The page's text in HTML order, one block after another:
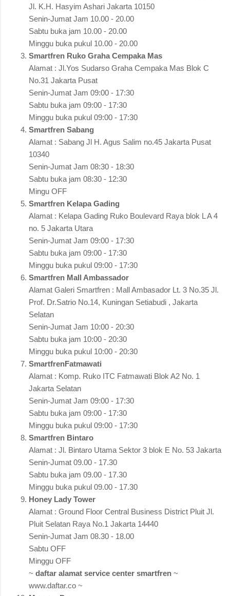
Jl. K.H. Hasyim Ashari Jakarta 10150
Senin-Jumat Jam 10.00 - 20.00
Sabtu buka jam 10.00 - 20.00
Minggu buka pukul 10.00 - 20.00
Smartfren Ruko Graha Cempaka Mas
Alamat : Jl.Yos Sudarso Graha Cempaka Mas Blok C
No.31 Jakarta Pusat
Senin-Jumat Jam 09:00 - 17:30
Sabtu buka jam 09:00 - 17:30
Minggu buka pukul 09:00 - 17:30
Smartfren Sabang
Alamat : Sabang Jl H. Agus Salim no.45 Jakarta Pusat
10340
Senin-Jumat Jam 08:30 - 18:30
Sabtu buka jam 08:30 - 12:30
Mingu OFF
Smartfren Kelapa Gading
Alamat : Kelapa Gading Ruko Boulevard Raya blok L A 4
no. 5 Jakarta Utara
Senin-Jumat Jam 09:00 - 17:30
Sabtu buka jam 09:00 - 17:30
Minggu buka pukul 09:00 - 17:30
Smartfren Mall Ambassador
Alamat Galeri Smartfren : Mall Ambasador Lt. 3 No.35 Jl.
Prof. Dr.Satrio No.14, Kuningan Setiabudi , Jakarta
Selatan
Senin-Jumat Jam 10:00 - 20:30
Sabtu buka jam 10:00 - 20:30
Minggu buka pukul 10:00 - 20:30
SmartfrenFatmawati
Alamat : Komp. Ruko ITC Fatmawati Blok A2 No. 1
Jakarta Selatan
Senin-Jumat Jam 09:00 - 17:30
Sabtu buka jam 09:00 - 17:30
Minggu buka pukul 09:00 - 17:30
Smartfren Bintaro
Alamat : Jl. Bintaro Utama Sektor 3 blok E No. 53 Jakarta
Senin-Jumat 09.00 - 17.30
Sabtu buka jam 09.00 - 17.30
Minggu buka pukul 09.00 - 17.30
Honey Lady Tower
Alamat : Ground Floor Central Business District Pluit Jl.
Pluit Selatan Raya No.1 Jakarta 14440
Senin-Jumat Jam 08.30 - 18.00
Sabtu OFF
Minggu OFF
~ daftar alamat service center smartfren ~
www.daftar.co ~